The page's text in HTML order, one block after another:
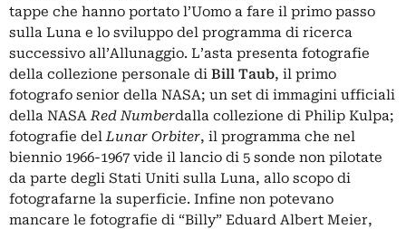
tappe che hanno portato l’Uomo a fare il primo passo
sulla Luna e lo sviluppo del programma di ricerca
successivo all’Allunaggio. L’asta presenta fotografie
della collezione personale di Bill Taub, il primo
fotografo senior della NASA; un set di immagini ufficiali
della NASA Red Numberdalla collezione di Philip Kulpa;
fotografie del Lunar Orbiter, il programma che nel
biennio 1966-1967 vide il lancio di 5 sonde non pilotate
da parte degli Stati Uniti sulla Luna, allo scopo di
fotografarne la superficie. Infine non potevano
mancare le fotografie di “Billy” Eduard Albert Meier,